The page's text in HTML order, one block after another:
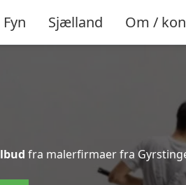
Fyn Sjælland Om /
fra malerfirmaer fra